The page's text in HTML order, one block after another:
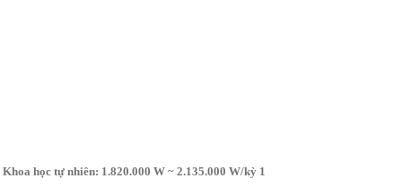
Khoa học tự nhiên: 1.820.000 W ~ 2.135.000 W/kỳ 1